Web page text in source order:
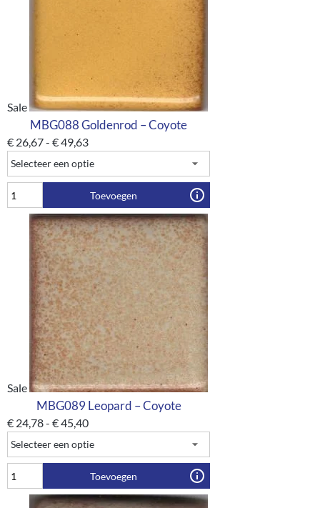
Sale
MBG088 Goldenrod – Coyote
€ 26,67- €49,63
Toevoegen
Sale
MBG089 Leopard – Coyote
€ 24,78- €45,40
Toevoegen